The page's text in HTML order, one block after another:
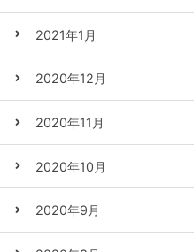
2021年1月
2020年12月
2020年11月
2020年10月
2020年9月